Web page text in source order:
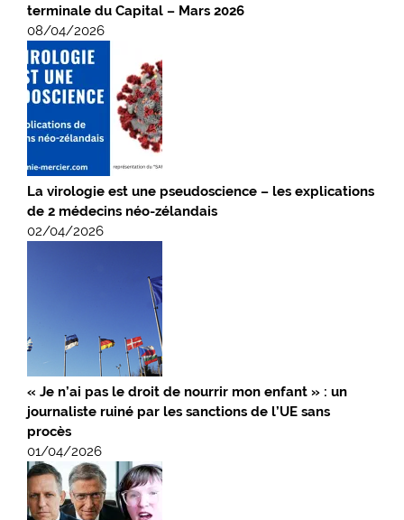
terminale du Capital – Mars 2026
08/04/2026
La virologie est une pseudoscience – les explications
de 2 médecins néo-zélandais
02/04/2026
« Je n’ai pas le droit de nourrir mon enfant » : un
journaliste ruiné par les sanctions de l’UE sans
procès
01/04/2026